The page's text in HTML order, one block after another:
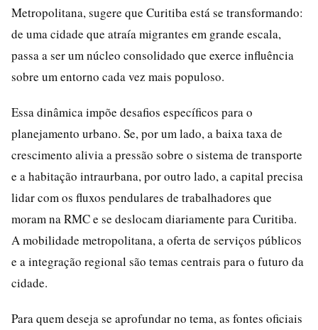
Metropolitana, sugere que Curitiba está se transformando:
de uma cidade que atraía migrantes em grande escala,
passa a ser um núcleo consolidado que exerce influência
sobre um entorno cada vez mais populoso.
Essa dinâmica impõe desafios específicos para o
planejamento urbano. Se, por um lado, a baixa taxa de
crescimento alivia a pressão sobre o sistema de transporte
e a habitação intraurbana, por outro lado, a capital precisa
lidar com os fluxos pendulares de trabalhadores que
moram na RMC e se deslocam diariamente para Curitiba.
A mobilidade metropolitana, a oferta de serviços públicos
e a integração regional são temas centrais para o futuro da
cidade.
Para quem deseja se aprofundar no tema, as fontes oficiais